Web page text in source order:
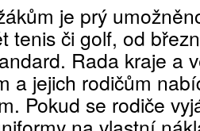
je prý
tenis či golf, od
Rada kraje a
a jejich rodičům
Pokud se rodiče